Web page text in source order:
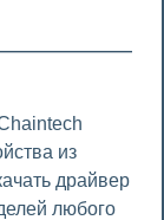
из
драйвер
любого